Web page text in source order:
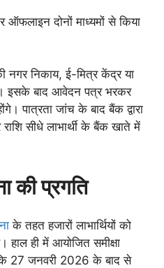
दोनों माध्यमों से किया
निकाय, ई-मित्र केंद्र या
इसके बाद आवेदन पत्र भरकर
पात्रता जांच के बाद बैंक द्वारा
सीधे लाभार्थी के बैंक खाते में
की प्रगति
के तहत हजारों लाभार्थियों को
ही में आयोजित समीक्षा
27 जनवरी 2026 के बाद से